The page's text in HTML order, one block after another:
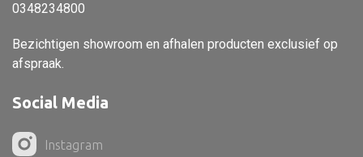
Kandelaar
Object
Pilaar
Pot
Dienblad
0348234800
Bezichtigen showroom en afhalen producten exclusief op
afspraak.
Social Media
Instagram